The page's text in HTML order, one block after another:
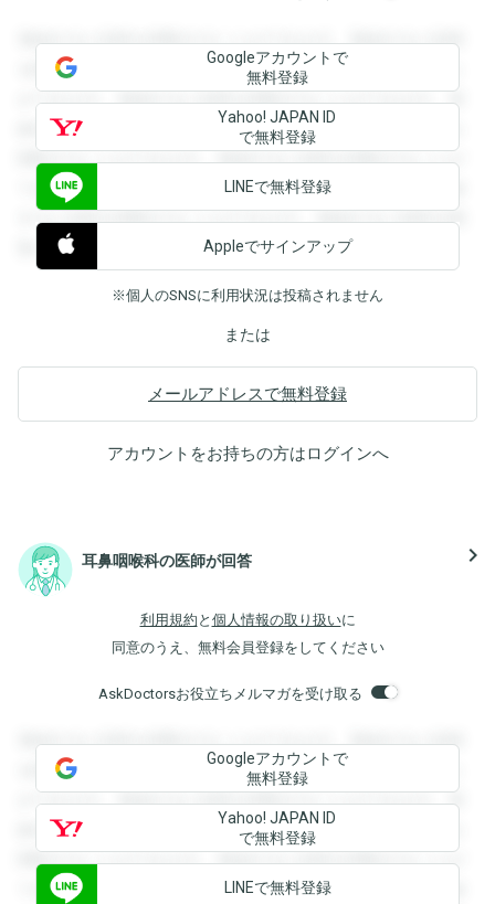
登録すると回答を閲覧することができます。登録すると回答
を閲覧することができます。登録すると回答を閲覧すること
ができます。登録すると回答を閲覧することができます。登
録すると回答を閲覧することができます。登録すると回答を
閲覧することができます。登録すると回答を閲覧することが
できます。登録すると回答を閲覧することができます。登録
すると回答を閲覧することができます。登録すると回答を閲
覧することができます。
Googleアカウントで
無料登録
Yahoo! JAPAN ID
で無料登録
LINEで無料登録
Appleでサインアップ
※個人のSNSに利用状況は投稿されません
または
メールアドレスで無料登録
アカウントをお持ちの方はログインへ
耳鼻咽喉科の医師が回答 navigate_next
利用規約 と 個人情報の取り扱いに
同意のうえ、無料会員登録をしてください
AskDoctorsお役立ちメルマガを受け取る
登録すると回答を閲覧することができます。登録すると回答
を閲覧することができます。登録すると回答を閲覧すること
ができます。登録すると回答を閲覧することができます。登
録すると回答を閲覧することができます。登録すると回答を
閲覧することができます。登録すると回答を閲覧することが
できます。登録すると回答を閲覧することができます。登録
Googleアカウントで
無料登録
Yahoo! JAPAN ID
で無料登録
LINEで無料登録